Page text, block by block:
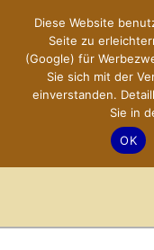
springen
Diese Website
Seite zu
(Google) für
Sie sich mit der
einverstanden.
Sie in
OK